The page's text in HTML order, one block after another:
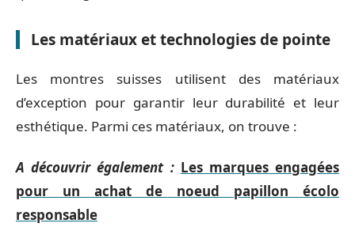
Les matériaux et technologies de pointe
Les montres suisses utilisent des matériaux
d’exception pour garantir leur durabilité et leur
esthétique. Parmi ces matériaux, on trouve :
A découvrir également : Les marques engagées
pour un achat de noeud papillon écolo
responsable